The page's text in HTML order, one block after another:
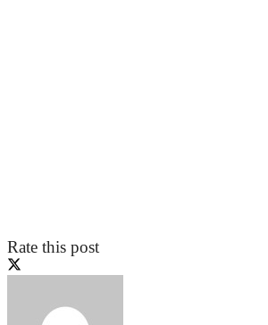
Rate this post